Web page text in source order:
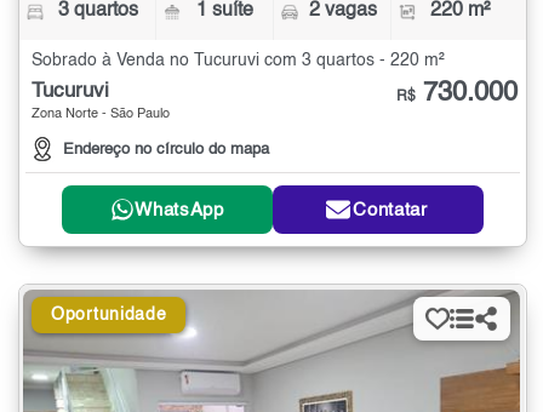
3 quartos 1 suíte 2 vagas 220 m²
Sobrado à Venda no Tucuruvi com 3 quartos - 220 m²
Tucuruvi
Zona Norte - São Paulo
Endereço no círculo do mapa
R$ 730.000
WhatsApp Contatar
Oportunidade